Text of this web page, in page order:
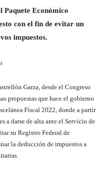
Paquete Económico
con el fin de evitar un
impuestos.
Garza, desde el Congreso
propuestas que hace el gobierno
Fiscal 2022, donde a partir
a darse de alta ante el Servicio de
su Registro Federal de
la deducción de impuestos a